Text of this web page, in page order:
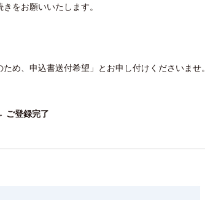
をお願いいたします。
め、申込書送付希望」とお申し付けくださいませ。
ご登録完了